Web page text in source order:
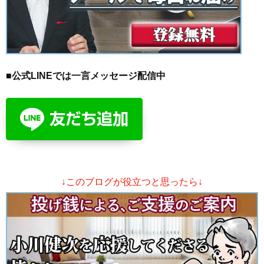
■公式LINEでは一言メッセージ配信中
↓このブログが役立つと思ったら↓